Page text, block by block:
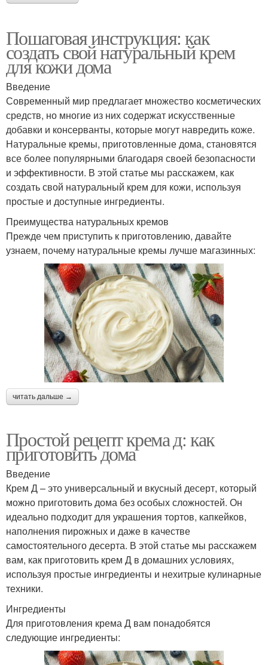
Пошаговая инструкция: как
создать свой натуральный крем
для кожи дома
Введение
Современный мир предлагает множество косметических
средств, но многие из них содержат искусственные
добавки и консерванты, которые могут навредить коже.
Натуральные кремы, приготовленные дома, становятся
все более популярными благодаря своей безопасности
и эффективности. В этой статье мы расскажем, как
создать свой натуральный крем для кожи, используя
простые и доступные ингредиенты.
Преимущества натуральных кремов
Прежде чем приступить к приготовлению, давайте
узнаем, почему натуральные кремы лучше магазинных:
читать дальше →
Простой рецепт крема д: как
приготовить дома
Введение
Крем Д – это универсальный и вкусный десерт, который
можно приготовить дома без особых сложностей. Он
идеально подходит для украшения тортов, капкейков,
наполнения пирожных и даже в качестве
самостоятельного десерта. В этой статье мы расскажем
вам, как приготовить крем Д в домашних условиях,
используя простые ингредиенты и нехитрые кулинарные
техники.
Ингредиенты
Для приготовления крема Д вам понадобятся
следующие ингредиенты: